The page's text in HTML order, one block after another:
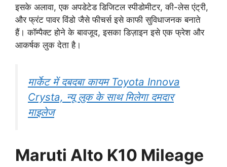
इसके अलावा, एक अपडेटेड डिजिटल स्पीडोमीटर, की-लेस एंट्री,
और फ्रंट पावर विंडो जैसे फीचर्स इसे काफी सुविधाजनक बनाते
हैं। कॉम्पैक्ट होने के बावजूद, इसका डिज़ाइन इसे एक फ्रेश और
आकर्षक लुक देता है।
मार्केट में दबदबा कायम Toyota Innova
Crysta, न्यू लुक के साथ मिलेगा दमदार
माइलेज
Maruti Alto K10 Mileage